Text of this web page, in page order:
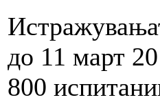
до 11 март
800